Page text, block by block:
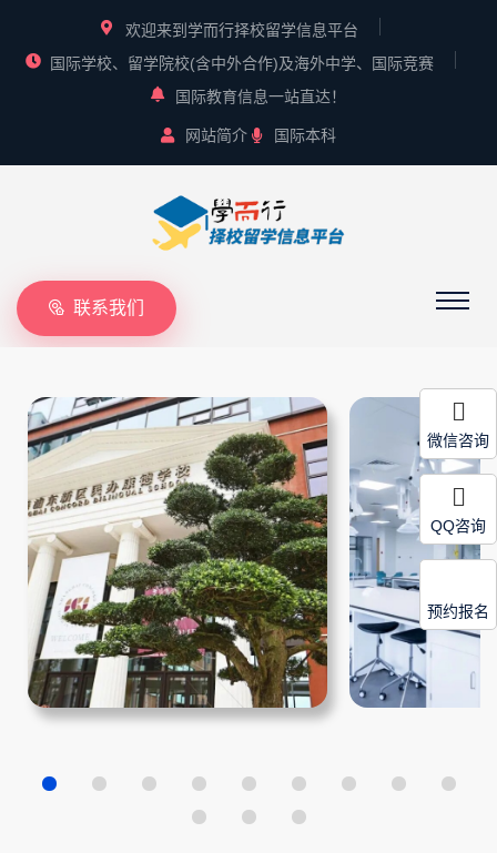
欢迎来到学而行择校留学信息平台
国际学校、留学院校(含中外合作)及海外中学、国际竞赛
国际教育信息一站直达！
网站简介 国际本科
联系我们
微信咨询
QQ咨询
预约报名